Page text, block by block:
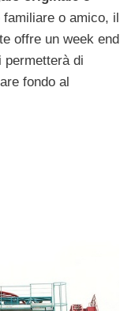
o amico, il
offre un week end
permetterà di
fondo al